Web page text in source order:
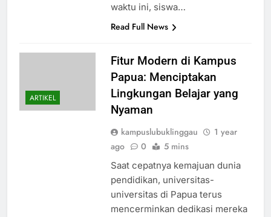
waktu ini, siswa…
Read Full News
ARTIKEL
Fitur Modern di Kampus
Papua: Menciptakan
Lingkungan Belajar yang
Nyaman
kampuslubuklinggau
1 year
ago
0 5 mins
Saat cepatnya kemajuan dunia
pendidikan, universitas-
universitas di Papua terus
mencerminkan dedikasi mereka